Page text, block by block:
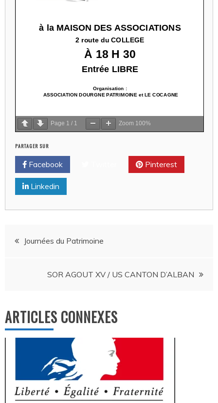
Page 1 / 1 Zoom 100%
PARTAGER SUR
Facebook Pinterest
Linkedin
Navigation
Journées du Patrimoine
SOR AGOUT XV / US CANTON D’ALBAN
ARTICLES CONNEXES